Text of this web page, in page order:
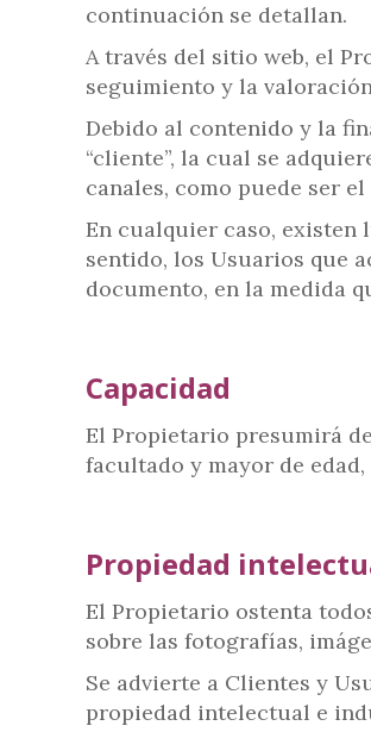
continuación se detallan.
A través del sitio web, el
seguimiento y la
Debido al contenido y la
“cliente”, la cual se
canales, como puede ser
En cualquier caso, existen
sentido, los Usuarios que
documento, en la medida
Capacidad
El Propietario presumirá
facultado y mayor de
Propiedad
El Propietario ostenta
sobre las fotografías,
Se advierte a Clientes y
propiedad intelectual e